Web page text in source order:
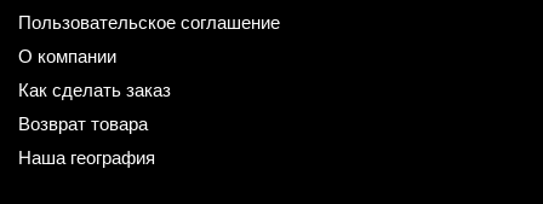
Пользовательское соглашение
О компании
Как сделать заказ
Возврат товара
Наша география